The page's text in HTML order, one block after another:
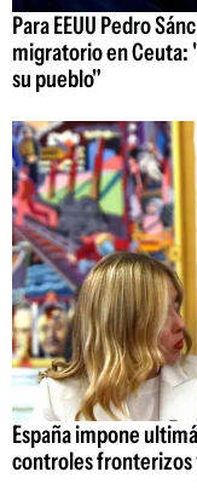
Para EEUU Pedro
migratorio en Ceuta:
su pueblo"
España impone
controles fronterizos